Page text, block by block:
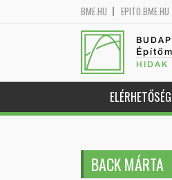
BME.HU EPITO.BME.HU
HIDAK
ELÉRHETŐSÉG
BACK MÁRTA